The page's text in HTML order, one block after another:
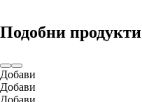
Подобни продукти
Добави
Добави